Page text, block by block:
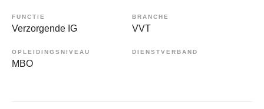
FUNCTIE
Verzorgende IG
BRANCHE
VVT
OPLEIDINGSNIVEAU
MBO
DIENSTVERBAND